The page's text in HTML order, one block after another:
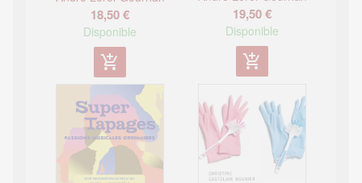
18,50 €
Disponible
add_shopping_cart
19,50 €
Disponible
add_shopping_cart